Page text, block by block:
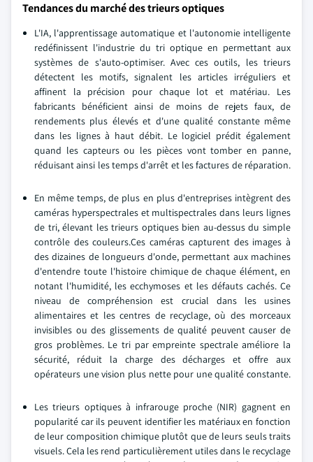
Tendances du marché des trieurs optiques
L'IA, l'apprentissage automatique et l'autonomie intelligente
redéfinissent l'industrie du tri optique en permettant aux
systèmes de s'auto-optimiser. Avec ces outils, les trieurs
détectent les motifs, signalent les articles irréguliers et
affinent la précision pour chaque lot et matériau. Les
fabricants bénéficient ainsi de moins de rejets faux, de
rendements plus élevés et d'une qualité constante même
dans les lignes à haut débit. Le logiciel prédit également
quand les capteurs ou les pièces vont tomber en panne,
réduisant ainsi les temps d'arrêt et les factures de réparation.
En même temps, de plus en plus d'entreprises intègrent des
caméras hyperspectrales et multispectrales dans leurs lignes
de tri, élevant les trieurs optiques bien au-dessus du simple
contrôle des couleurs.Ces caméras capturent des images à
des dizaines de longueurs d'onde, permettant aux machines
d'entendre toute l'histoire chimique de chaque élément, en
notant l'humidité, les ecchymoses et les défauts cachés. Ce
niveau de compréhension est crucial dans les usines
alimentaires et les centres de recyclage, où des morceaux
invisibles ou des glissements de qualité peuvent causer de
gros problèmes. Le tri par empreinte spectrale améliore la
sécurité, réduit la charge des décharges et offre aux
opérateurs une vision plus nette pour une qualité constante.
Les trieurs optiques à infrarouge proche (NIR) gagnent en
popularité car ils peuvent identifier les matériaux en fonction
de leur composition chimique plutôt que de leurs seuls traits
visuels. Cela les rend particulièrement utiles dans le recyclage